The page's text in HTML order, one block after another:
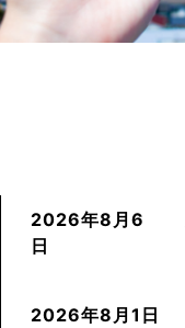
2026年8月6
日
2026年8月1日